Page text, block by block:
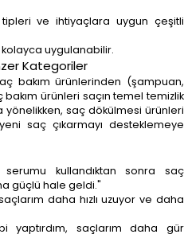
tipleri ve ihtiyaçlara uygun çeşitli
uygulanabilir.
Kategoriler
bakım ürünlerinden (şampuan,
ürünleri saçın temel temizlik
yönelikken, saç dökülmesi ürünleri
saç çıkarmayı desteklemeye
kullandıktan sonra saç
güçlü hale geldi."
daha hızlı uzuyor ve daha
yaptırdım, saçlarım daha gür